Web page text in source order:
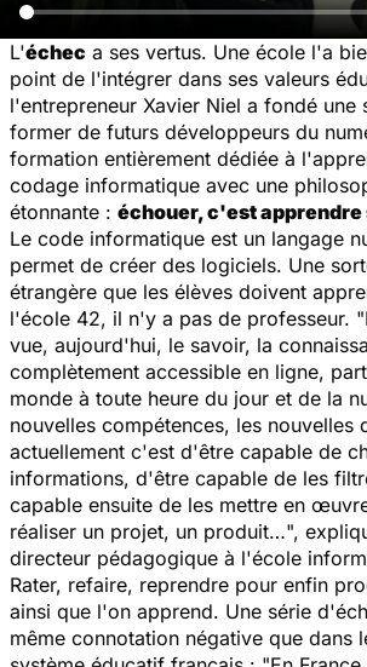
L'échec a ses vertus. Une école l'a
point de l'intégrer dans ses valeurs
l'entrepreneur Xavier Niel a fondé une
former de futurs développeurs du
formation entièrement dédiée à
codage informatique avec une
étonnante : échouer, c'est apprendre
Le code informatique est un langage
permet de créer des logiciels. Une
étrangère que les élèves doivent
l'école 42, il n'y a pas de professeur.
vue, aujourd'hui, le savoir, la
complètement accessible en ligne,
monde à toute heure du jour et de la
nouvelles compétences, les nouvelles
actuellement c'est d'être capable de
informations, d'être capable de les
capable ensuite de les mettre en
réaliser un projet, un produit…",
directeur pédagogique à l'école
Rater, refaire, reprendre pour enfin
ainsi que l'on apprend. Une série
même connotation négative que dans